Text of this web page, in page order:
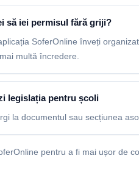
să iei permisul fără griji?
SoferOnline înveți
multă încredere.
legislația pentru școli
la documentul sau secțiunea
pentru a fi mai ușor de